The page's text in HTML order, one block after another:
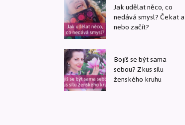
Jak udělat něco, co
nedává smysl? Čekat a
nebo začít?
Bojíš se být sama
sebou? Zkus sílu
ženského kruhu